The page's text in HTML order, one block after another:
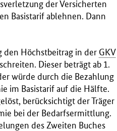
der Versicherten
Basistarif ablehnen. Dann
den Höchstbeitrag in der GKV
Dieser beträgt ab 1.
würde durch die Bezahlung
im Basistarif auf die Hälfte.
berücksichtigt der Träger
bei der Bedarfsermittlung.
des Zweiten Buches